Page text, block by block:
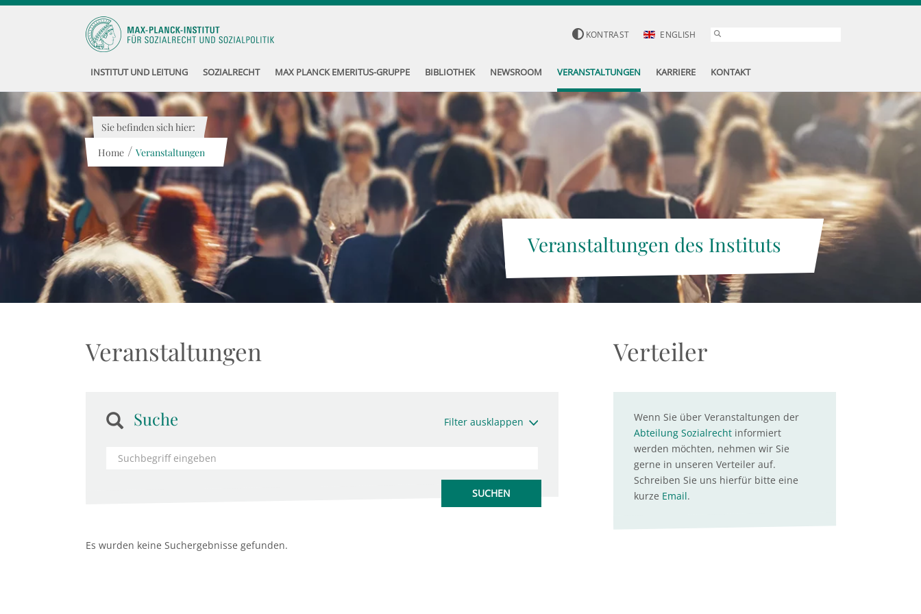
KONTRAST ENGLISH
INSTITUT UND LEITUNG SOZIALRECHT MAX PLANCK EMERITUS-GRUPPE BIBLIOTHEK NEWSROOM VERANSTALTUNGEN KARRIERE KONTAKT
Veranstaltungen des Instituts
Sie befinden sich hier:
Home / Veranstaltungen
Veranstaltungen
Suche Filter ausklappen
Es wurden keine Suchergebnisse gefunden.
Verteiler
Wenn Sie über Veranstaltungen der
Abteilung Sozialrechtinformiert
werden möchten, nehmen wir Sie
gerne in unseren Verteiler auf.
Schreiben Sie uns hierfür bitte eine
kurze Email.